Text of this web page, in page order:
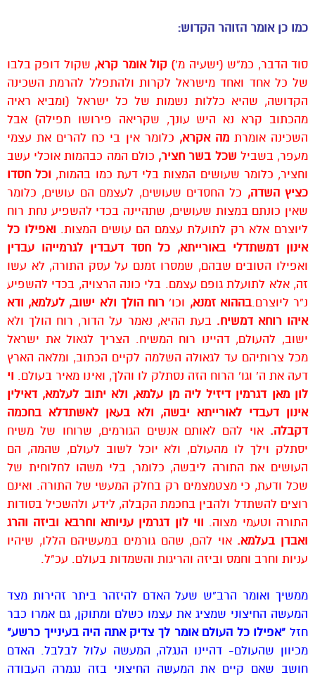
כמו כן אומר הזוהר הקדוש:
סוד הדבר, כמ”ש (ישעיה מ’) קול אומר קרא, שקול דופק בלבו
של כל אחד ואחד מישראל לקרות ולהתפלל להרמת השכינה
הקדושה, שהיא כללות נשמות של כל ישראל (ומביא ראיה
מהכתוב קרא נא היש עונך, שקריאה פירושו תפילה) אבל
השכינה אומרתמה אקרא, כלומר אין בי כח להרים את עצמי
מעפר, בשביל שכל בשר חציר, כולם המה כבהמות אוכלי עשב
וחציר, כלומר שעושים המצות בלי דעת כמו בהמות, וכל חסדו
כציץ השדה, כל החסדים שעושים, לעצמם הם עושים, כלומר
שאין כונתם במצות שעושים, שתהיינה בכדי להשפיע נחת רוח
ליוצרם אלא רק לתועלת עצמם הם עושים המצות. ואפילו כל
אינון דמשתדלי באורייתא, כל חסד דעבדין לגרמייהו עבדין
ואפילו הטובים שבהם, שמסרו זמנם על עסק התורה, לא עשו
זה, אלא לתועלת גופם עצמם. בלי כונה הרצויה, בכדי להשפיע
נ”ר ליוצרם.בההוא זמנא, וכו’ רוח הולך ולא ישוב, לעלמא, ודא
איהו רוחא דמשיח.בעת ההיא, נאמר על הדור, רוח הולך ולא
ישוב, להעולם, דהיינו רוח המשיח. הצריך לגאול את ישראל
מכל צרותיהם עד לגאולה השלמה לקיים הכתוב, ומלאה הארץ
דעה את ה’ וגו’ הרוח הזה נסתלק לו והלך, ואינו מאיר בעולם. וי
לון מאן דגרמין דיזיל ליה מן עלמא, ולא יתוב לעלמא, דאילין
אינון דעבדי לאורייתא יבשה, ולא בעאן לאשתדלא בחכמה
דקבלה. אוי להם לאותם אנשים הגורמים, שרוחו של משיח
יסתלק וילך לו מהעולם, ולא יוכל לשוב לעולם, שהמה, הם
העושים את התורה ליבשה, כלומר, בלי משהו לחלוחית של
שכל ודעת, כי מצטמצמים רק בחלק המעשי של התורה. ואינם
רוצים להשתדל ולהבין בחכמת הקבלה, לידע ולהשכיל בסודות
התורה וטעמי מצוה. ווי לון דגרמין עניותא וחרבא וביזה והרג
ואבדן בעלמא.אוי להם, שהם גורמים במעשיהם הללו, שיהיו
עניות וחרב וחמס וביזה והריגות והשמדות בעולם. עכ”ל.
ממשיך ואומר הרב”ש שעל האדם להיזהר ביתר זהירות מצד
המעשה החיצוני שמציג את עצמו כשלם ומתוקן, גם אמרו כבר
חזל “אפילו כל העולם אומר לך צדיק אתה היה בעינייך כרשע”
מכיוון שהעולם- דהיינו הנגלה, המעשה עלול לבלבל. האדם
חושב שאם קיים את המעשה החיצוני בזה נגמרה העבודה